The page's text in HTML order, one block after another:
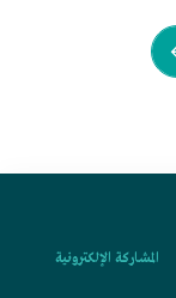
المشاركة الإلكترونية